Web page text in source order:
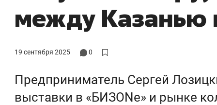
между Казанью
19 сентября 2025 0
Предприниматель Сергей
выставки в «БИЗONе» и рынке